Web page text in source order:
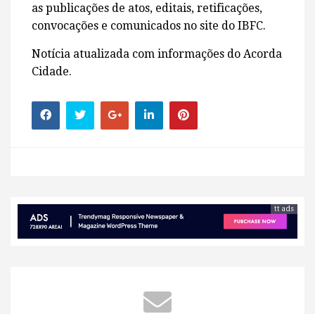
as publicações de atos, editais, retificações,
convocações e comunicados no site do IBFC.
Notícia atualizada com informações do Acorda
Cidade.
tt ads